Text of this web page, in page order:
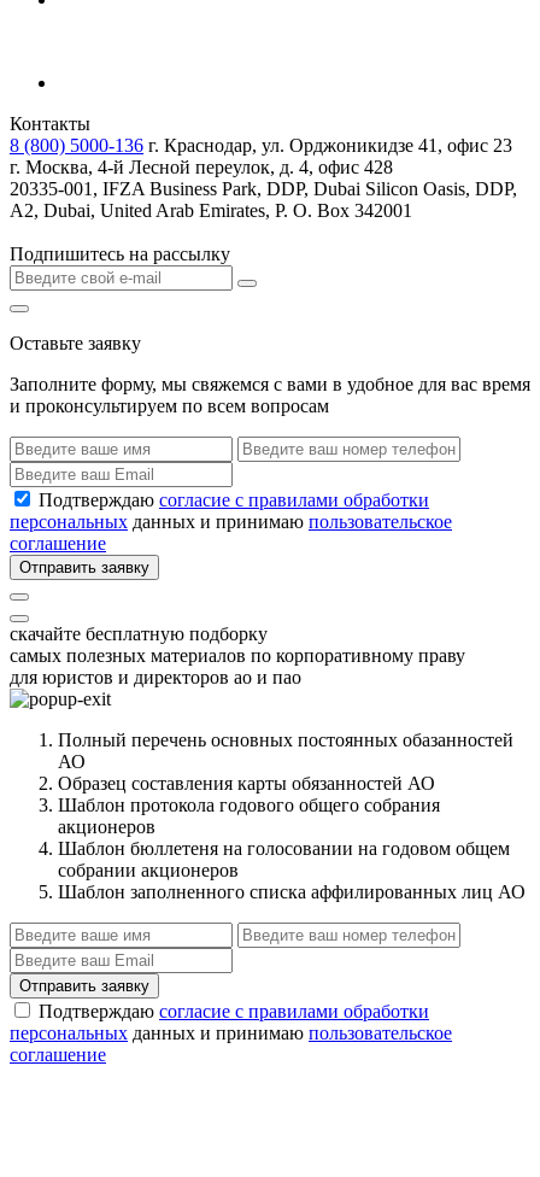
Контакты
8 (800) 5000-136 г. Краснодар, ул. Орджоникидзе 41, офис 23
г. Москва, 4-й Лесной переулок, д. 4, офис 428
20335-001, IFZA Business Park, DDP, Dubai Silicon Oasis, DDP,
A2, Dubai, United Arab Emirates, P. O. Box 342001
Подпишитесь на рассылку
Оставьте заявку
Заполните форму, мы свяжемся с вами в удобное для вас время
и проконсультируем по всем вопросам
Подтверждаю согласие с правилами обработки
персональных данных и принимаю пользовательское
соглашение
Отправить заявку
скачайте бесплатную подборку
самых полезных материалов по корпоративному праву
для юристов и директоров ао и пао
Полный перечень основных постоянных обазанностей
АО
Образец составления карты обязанностей АО
Шаблон протокола годового общего собрания
акционеров
Шаблон бюллетеня на голосовании на годовом общем
собрании акционеров
Шаблон заполненного списка аффилированных лиц АО
Отправить заявку
Подтверждаю согласие с правилами обработки
персональных данных и принимаю пользовательское
соглашение